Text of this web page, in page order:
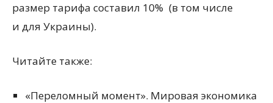
размер тарифа составил 10% (в том числе
и для Украины).
Читайте также:
«Переломный момент». Мировая экономика